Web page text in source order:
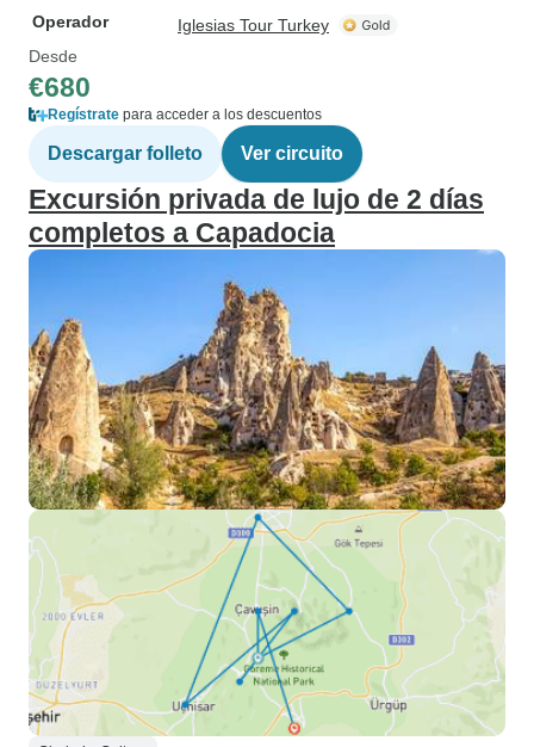
Operador
Iglesias Tour Turkey
Desde
€680
Regístrate para acceder a los descuentos
Descargar folleto Ver circuito
Excursión privada de lujo de 2 días
completos a Capadocia